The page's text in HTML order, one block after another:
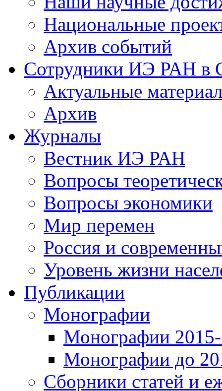
Национальные
Архив событий
Сотрудники ИЭ РАН
Актуальные
Архив
Журналы
Вестник ИЭ РАН
Вопросы
Вопросы экономики
Мир перемен
Россия и
Уровень жизни
Публикации
Монографии
Монографии 2015-
Монографии до
Сборники статей и